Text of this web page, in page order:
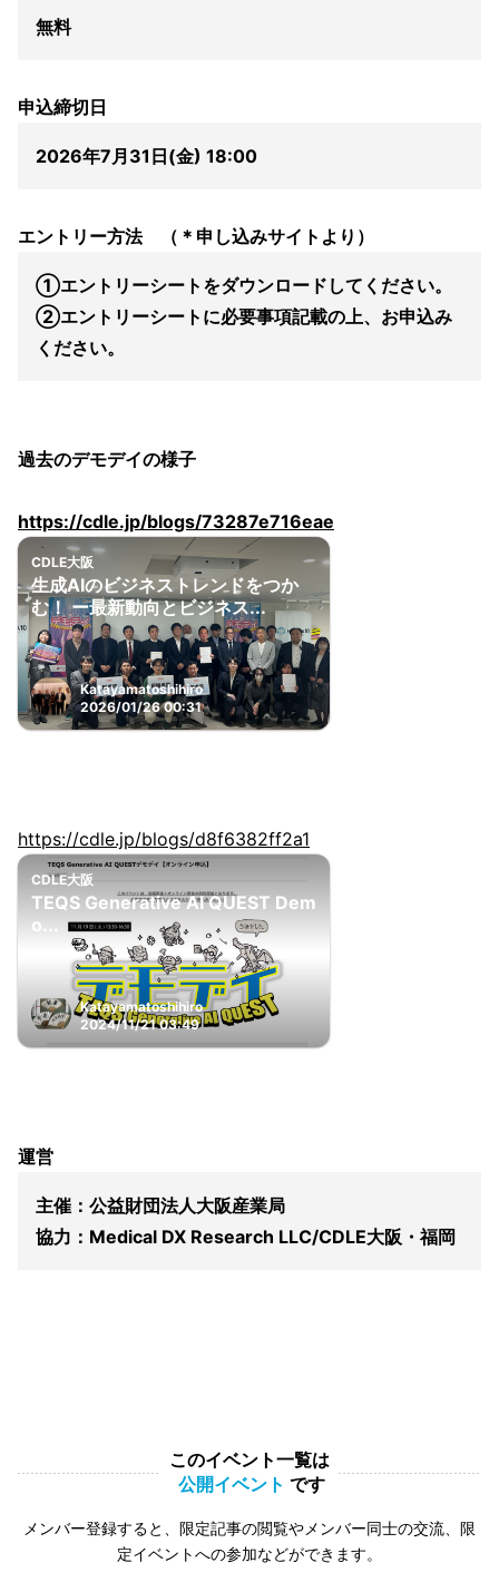
無料
申込締切日
2026年7月31日(金) 18:00
エントリー方法 （＊申し込みサイトより）
①エントリーシートをダウンロードしてください。
②エントリーシートに必要事項記載の上、お申込み
ください。
過去のデモデイの様子
https://cdle.jp/blogs/73287e716eae
CDLE大阪
生成AIのビジネストレンドをつか
む！ ー最新動向とビジネス...
Katayamatoshihiro
2026/01/26 00:31
https://cdle.jp/blogs/d8f6382ff2a1
CDLE大阪
TEQS Generative AI QUEST Dem
o...
Katayamatoshihiro
2024/11/21 03:49
運営
主催：公益財団法人大阪産業局
協力：Medical DX Research LLC/CDLE大阪・福岡
このイベント一覧は
公開イベント です
メンバー登録すると、限定記事の閲覧やメンバー同士の交流、限
定イベントへの参加などができます。